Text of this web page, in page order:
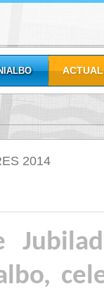
2014